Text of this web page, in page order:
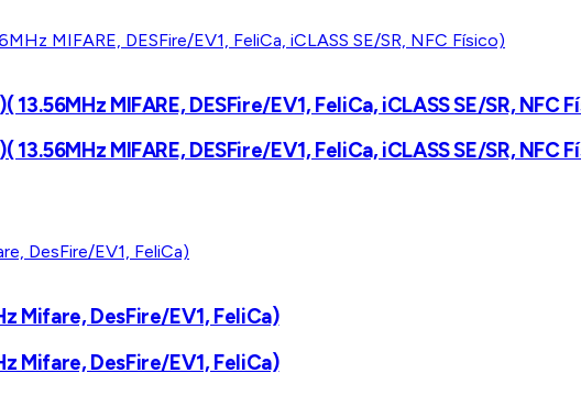
MIFARE, DESFire/EV1, FeliCa, iCLASS SE/SR, NFC
MIFARE, DESFire/EV1, FeliCa, iCLASS SE/SR, NFC
Mifare, DesFire/EV1, FeliCa)
Mifare, DesFire/EV1, FeliCa)